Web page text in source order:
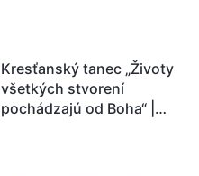
Kresťanský tanec „Životy
všetkých stvorení
pochádzajú od Boha“ |